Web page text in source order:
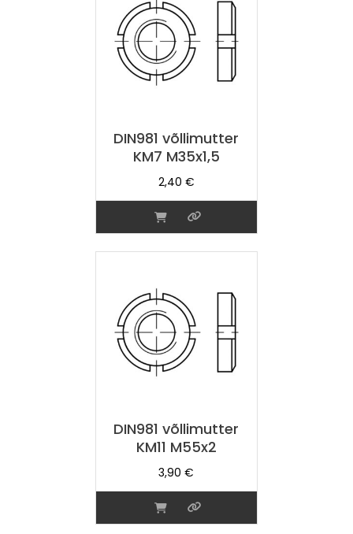
DIN981 võllimutter
KM7 M35x1,5
2,40 €
DIN981 võllimutter
KM11 M55x2
3,90€